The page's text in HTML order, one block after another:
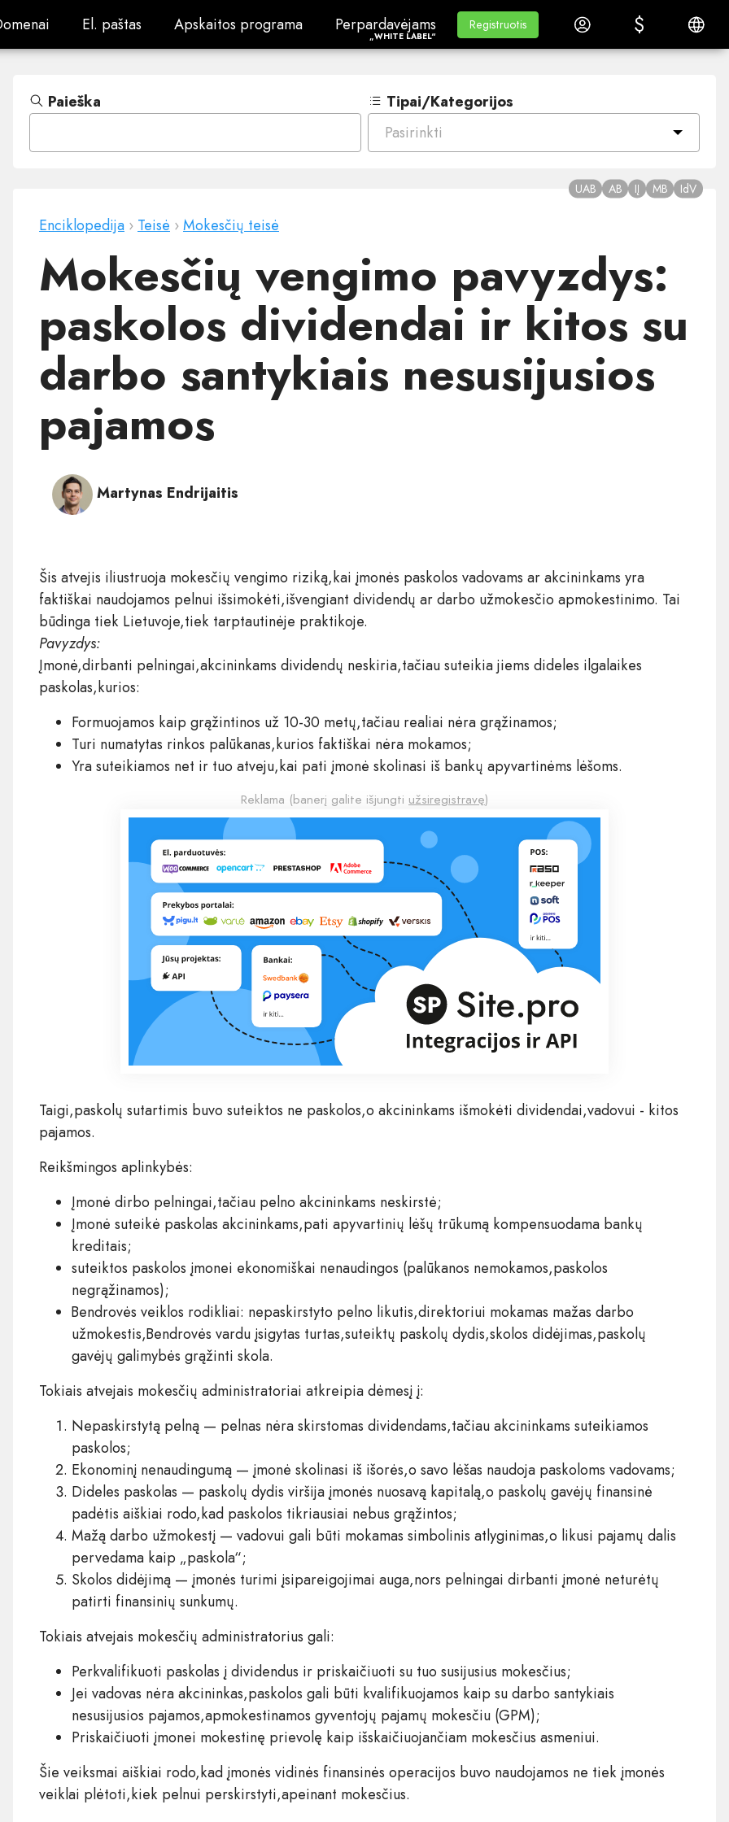
El. paštas
El. paštas Apskaitos programa
Apskaitos programa Perpardavėjams„White Label“
Perpardavėjams
„WHITE LABEL“
Mokymasis
Mokymasis
Registruotis
Registruotis Prisijungti $
$ Lietuvių
Paieška
Tipai/Kategorijos
Pasirinkti
Enciklopedija › Teisė ›Mokesčių teisė
Mokesčių vengimo pavyzdys:
paskolos dividendai ir kitos su
darbo santykiais nesusijusios
pajamos​
UAB AB IĮ MB IdV
Martynas Endrijaitis
Šis atvejis iliustruoja mokesčių vengimo riziką,kai įmonės paskolos vadovams ar akcininkams yra
faktiškai naudojamos pelnui išsimokėti,išvengiant dividendų ar darbo užmokesčio apmokestinimo. Tai
būdinga tiek Lietuvoje,tiek tarptautinėje praktikoje.
Pavyzdys:
Įmonė,dirbanti pelningai,akcininkams dividendų neskiria,tačiau suteikia jiems dideles ilgalaikes
paskolas,kurios:
Formuojamos kaip grąžintinos už 10-30 metų,tačiau realiai nėra grąžinamos;
Turi numatytas rinkos palūkanas,kurios faktiškai nėra mokamos;
Yra suteikiamos net ir tuo atveju,kai pati įmonė skolinasi iš bankų apyvartinėms lėšoms.
Reklama (banerį galite išjungti užsiregistravę)
Taigi,paskolų sutartimis buvo suteiktos ne paskolos,o akcininkams išmokėti dividendai,vadovui - kitos
pajamos.
Reikšmingos aplinkybės​:
Įmonė dirbo pelningai,tačiau pelno akcininkams neskirstė;​ ​
Įmonė suteikė paskolas akcininkams,pati apyvartinių lėšų trūkumą kompensuodama bankų
kreditais;​ ​
suteiktos paskolos įmonei ekonomiškai nenaudingos (palūkanos nemokamos,paskolos
negrąžinamos);​ ​
Bendrovės veiklos rodikliai: nepaskirstyto pelno likutis,direktoriui mokamas mažas darbo
užmokestis,Bendrovės vardu įsigytas turtas,suteiktų paskolų dydis,skolos didėjimas,paskolų
gavėjų galimybės grąžinti skola​.
Tokiais atvejais mokesčių administratoriai atkreipia dėmesį į:
Nepaskirstytą pelną — pelnas nėra skirstomas dividendams,tačiau akcininkams suteikiamos
paskolos;
Ekonominį nenaudingumą — įmonė skolinasi iš išorės,o savo lėšas naudoja paskoloms vadovams;
Dideles paskolas — paskolų dydis viršija įmonės nuosavą kapitalą,o paskolų gavėjų finansinė
padėtis aiškiai rodo,kad paskolos tikriausiai nebus grąžintos;
Mažą darbo užmokestį — vadovui gali būti mokamas simbolinis atlyginimas,o likusi pajamų dalis
pervedama kaip „paskola“;
Skolos didėjimą — įmonės turimi įsipareigojimai auga,nors pelningai dirbanti įmonė neturėtų
patirti finansinių sunkumų.
Tokiais atvejais mokesčių administratorius gali:
Perkvalifikuoti paskolas į dividendus ir priskaičiuoti su tuo susijusius mokesčius;
Jei vadovas nėra akcininkas,paskolos gali būti kvalifikuojamos kaip su darbo santykiais
nesusijusios pajamos,apmokestinamos gyventojų pajamų mokesčiu (GPM);
Priskaičiuoti įmonei mokestinę prievolę kaip išskaičiuojančiam mokesčius asmeniui.
Šie veiksmai aiškiai rodo,kad įmonės vidinės finansinės operacijos buvo naudojamos ne tiek įmonės
veiklai plėtoti,kiek pelnui perskirstyti,apeinant mokesčius.